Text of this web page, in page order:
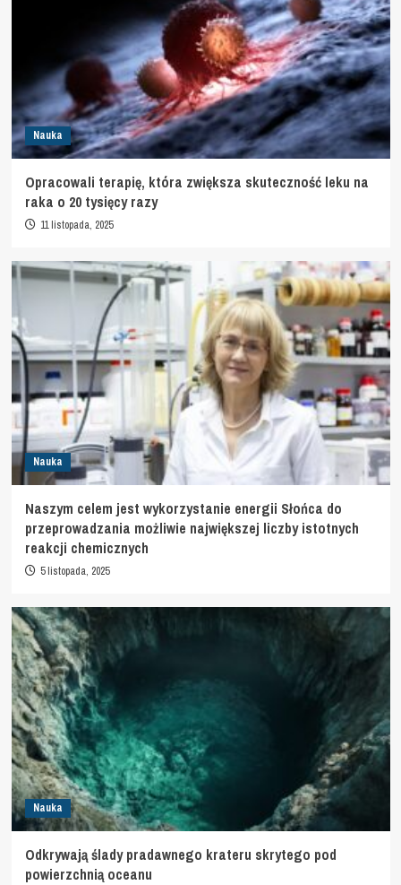
Nauka
Opracowali terapię, która zwiększa skuteczność leku na
raka o 20 tysięcy razy
11 listopada, 2025
Nauka
Naszym celem jest wykorzystanie energii Słońca do
przeprowadzania możliwie największej liczby istotnych
reakcji chemicznych
5 listopada, 2025
Nauka
Odkrywają ślady pradawnego krateru skrytego pod
powierzchnią oceanu